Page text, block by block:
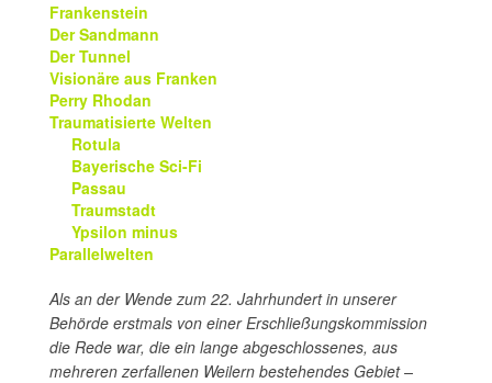
Frankenstein
Der Sandmann
Der Tunnel
Visionäre aus Franken
Perry Rhodan
Traumatisierte Welten
Rotula
Bayerische Sci-Fi
Passau
Traumstadt
Ypsilon minus
Parallelwelten
Als an der Wende zum 22. Jahrhundert in unserer
Behörde erstmals von einer Erschließungskommission
die Rede war, die ein lange abgeschlossenes, aus
mehreren zerfallenen Weilern bestehendes Gebiet –